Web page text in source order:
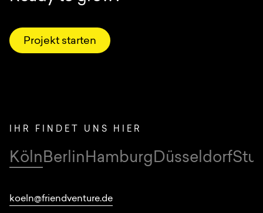
Projekt starten
IHR FINDET UNS HIER
Standorte
KölnBerlinHamburgDüsseldorf
koeln@friendventure.de